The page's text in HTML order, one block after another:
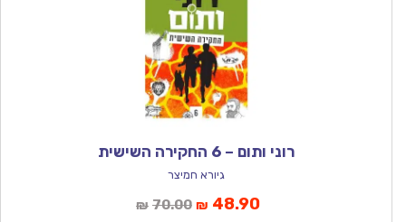
רוני ותום – 6 החקירה השישית
גיורא חמיצר
₪ 70.00המחיר
₪ 48.90המחיר